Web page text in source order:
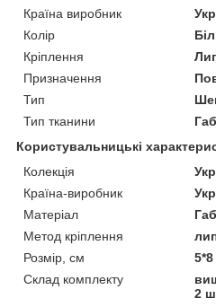
Країна виробник
Колір
Кріплення
Призначення
Тип
Тип тканини
Користувальницькі
Колекція
Країна-виробник
Матеріал
Метод кріплення
Розмір, см
5*8
Склад комплекту
2